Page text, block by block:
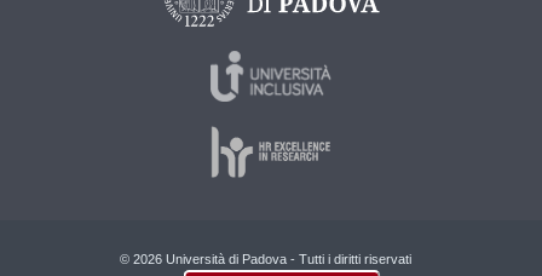
© 2026 Università di Padova - Tutti i diritti riservati